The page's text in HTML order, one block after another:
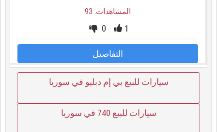
المشاهدات: 93
1
0
التفاصيل
سيارات للبيع بي إم دبليو في سوريا
سيارات للبيع 740 في سوريا